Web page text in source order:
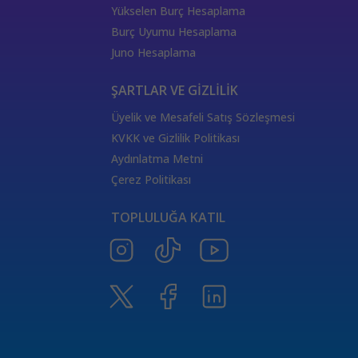
burçların elementleri
değişken
yükselen burçların özellikleri
Satürn Balık burcunda
ThetaHealing seansı
Tarot Destesi
Venüs burcu
Satürn burcu
Aşıklar Tarot Kartı
Güneş Tarot Sağlık Anlamı
Merkür Oğlak burcunda
Ay Tarot Sağlık Anlamı
Değnek Üçlüsü Anlamı
Denge kartı anlamı
Yükselen Burç Hesaplama
Burç Uyumu Hesaplama
Juno Hesaplama
ŞARTLAR VE GİZLİLİK
Üyelik ve Mesafeli Satış Sözleşmesi
KVKK ve Gizlilik Politikası
Aydınlatma Metni
Çerez Politikası
TOPLULUĞA KATIL